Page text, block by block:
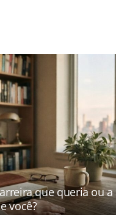
que queria ou
você?